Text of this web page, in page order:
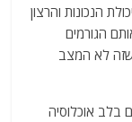
הנכונות והרצון
הגורמים
שזה לא המצב
בלב אוכלוסיה